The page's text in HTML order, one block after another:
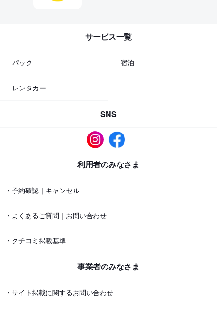
サービス一覧
パック 宿泊
レンタカー
SNS
利用者のみなさま
・予約確認｜キャンセル
・よくあるご質問｜お問い合わせ
・クチコミ掲載基準
事業者のみなさま
・サイト掲載に関するお問い合わせ